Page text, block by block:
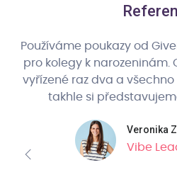
Používáme poukazy od
pro kolegy k narozeninám.
vyřízené raz dva a
takhle si
Veronika
Vibe